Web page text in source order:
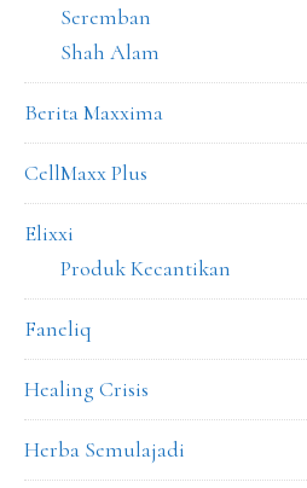
Seremban
Shah Alam
Berita Maxxima
CellMaxx Plus
Elixxi
Produk Kecantikan
Faneliq
Healing Crisis
Herba Semulajadi